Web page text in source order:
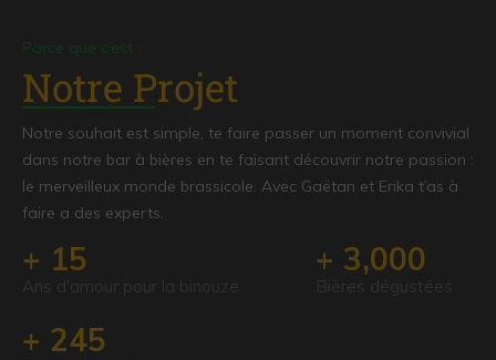
Parce que c’est :
Notre Projet
Notre souhait est simple, te faire passer un moment convivial
dans notre bar à bières en te faisant découvrir notre passion :
le merveilleux monde brassicole. Avec Gaëtan et Erika t’as à
faire a des experts.
+ 15 + 3,000
+ 245